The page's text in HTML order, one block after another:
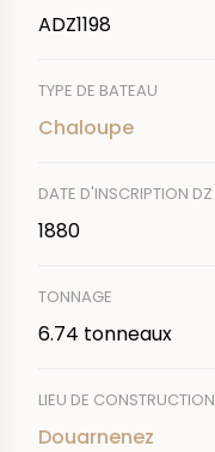
ADZ1198
TYPE DE BATEAU
Chaloupe
DATE D'INSCRIPTION DZ
1880
TONNAGE
6.74 tonneaux
LIEU DE CONSTRUCTION
Douarnenez